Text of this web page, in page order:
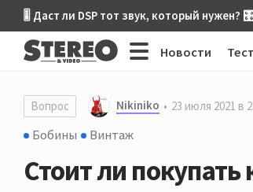
🎚 Даст ли DSP тот звук, который нужен?
Новости
Вопрос Nikiniko 23 июля 2021 в
Бобины Винтаж
Стоит ли покупать